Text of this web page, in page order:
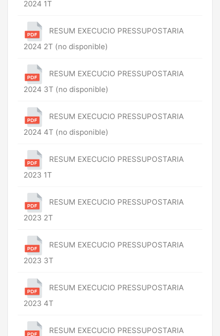
2024 1T
RESUM EXECUCIO PRESSUPOSTARIA
2024 2T (no disponible)
RESUM EXECUCIO PRESSUPOSTARIA
2024 3T (no disponible)
RESUM EXECUCIO PRESSUPOSTARIA
2024 4T (no disponible)
RESUM EXECUCIO PRESSUPOSTARIA
2023 1T
RESUM EXECUCIO PRESSUPOSTARIA
2023 2T
RESUM EXECUCIO PRESSUPOSTARIA
2023 3T
RESUM EXECUCIO PRESSUPOSTARIA
2023 4T
RESUM EXECUCIO PRESSUPOSTARIA